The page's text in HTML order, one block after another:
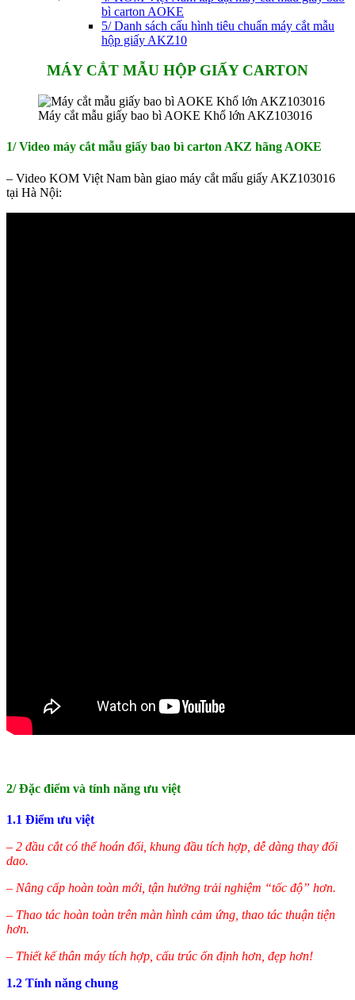
bì carton AOKE
5/ Danh sách cấu hình tiêu chuẩn máy cắt mẫu
hộp giấy AKZ10
MÁY CẮT MẪU HỘP GIẤY CARTON
Máy cắt mẫu giấy bao bì AOKE Khổ lớn AKZ103016
1/ Video máy cắt mẫu giấy bao bì carton AKZ hãng AOKE
– Video KOM Việt Nam bàn giao máy cắt mấu giấy AKZ103016
tại Hà Nội:
2/ Đặc điểm và tính năng ưu việt
1.1 Điểm ưu việt
– 2 đầu cắt có thể hoán đổi, khung đầu tích hợp, dễ dàng thay đổi
dao.
– Nâng cấp hoàn toàn mới, tận hưởng trải nghiệm “tốc độ” hơn.
– Thao tác hoàn toàn trên màn hình cảm ứng, thao tác thuận tiện
hơn.
– Thiết kế thân máy tích hợp, cấu trúc ổn định hơn, đẹp hơn!
1.2 Tính năng chung